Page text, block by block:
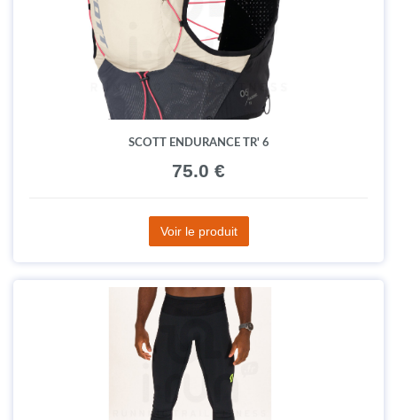
SCOTT ENDURANCE TR' 6
75.0 €
Voir le produit